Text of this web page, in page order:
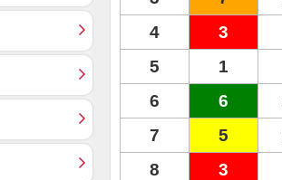
4
3
5
1
6
6
7
5
8
3